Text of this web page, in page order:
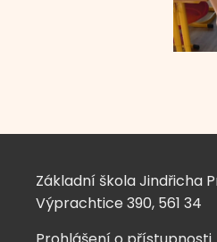
Základní škola Jindřicha
Výprachtice 390, 561 34